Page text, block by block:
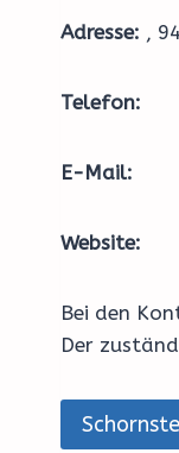
Adresse: ,
Telefon:
E-Mail:
Website:
Bei den
Der